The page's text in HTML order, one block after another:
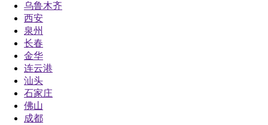
乌鲁木齐
西安
泉州
长春
金华
连云港
汕头
石家庄
佛山
成都